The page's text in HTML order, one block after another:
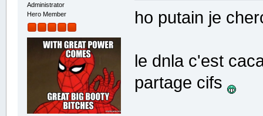
Administrator
Hero Member
ho putain je
le dnla c'est
partage cifs